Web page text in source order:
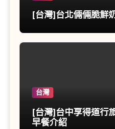
[台灣]台北倆倆脆鮮
台灣
[台灣]台中享得道
早餐介紹